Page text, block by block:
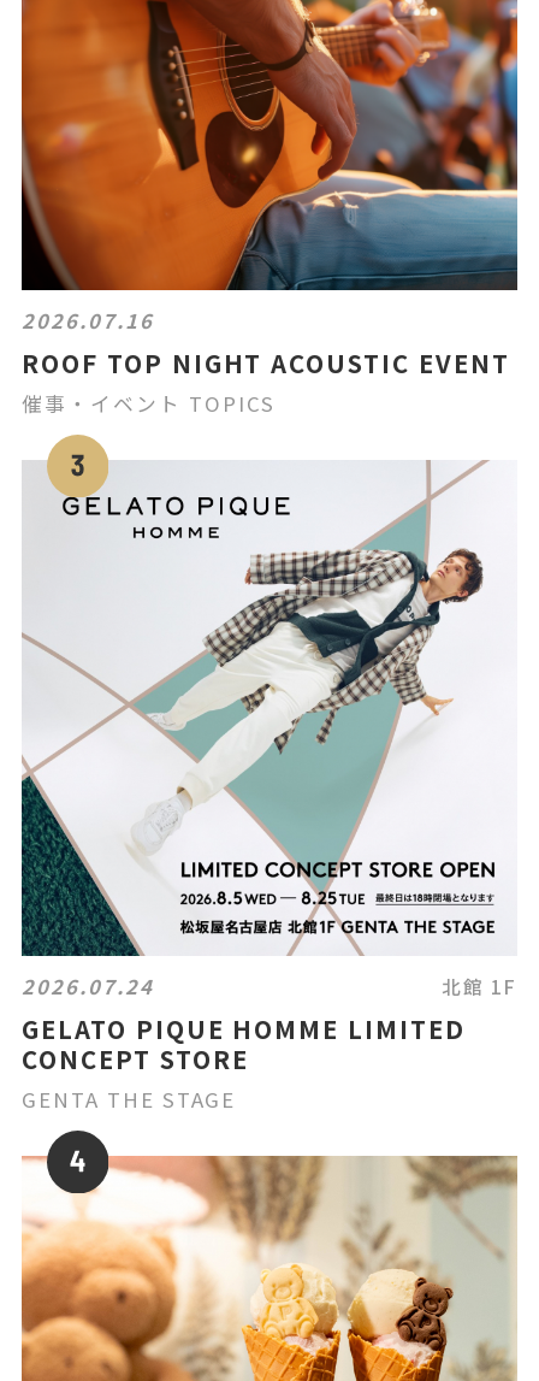
2026.07.16
ROOF TOP NIGHT ACOUSTIC EVENT
催事・イベント TOPICS
2026.07.24 北館 1F
GELATO PIQUE HOMME LIMITED
CONCEPT STORE
GENTA THE STAGE